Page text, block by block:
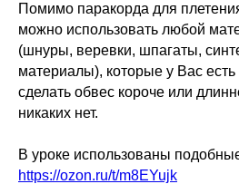
Помимо паракорда для
можно использовать любой
(шнуры, веревки, шпагаты,
материалы), которые у Вас
сделать обвес короче или
никаких нет.
В уроке использованы
https://ozon.ru/t/m8EYujk